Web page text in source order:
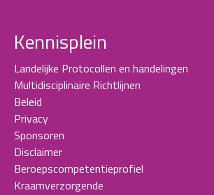
Kennisplein
Landelijke Protocollen en handelingen
Multidisciplinaire Richtlijnen
Beleid
Privacy
Sponsoren
Disclaimer
Beroepscompetentieprofiel
Kraamverzorgende